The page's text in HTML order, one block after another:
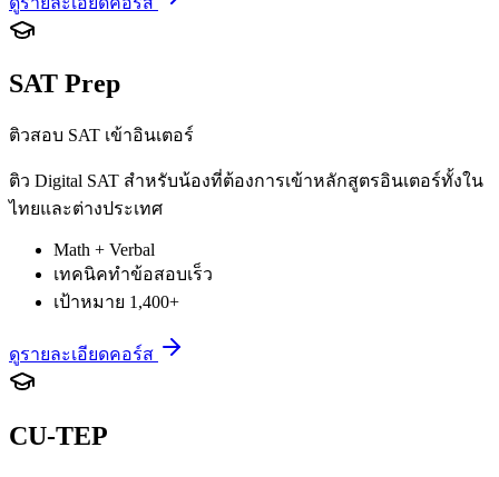
SAT Prep
ติวสอบ SAT เข้าอินเตอร์
ติว Digital SAT สำหรับน้องที่ต้องการเข้าหลักสูตรอินเตอร์ทั้งใน
ไทยและต่างประเทศ
Math + Verbal
เทคนิคทำข้อสอบเร็ว
เป้าหมาย 1,400+
ดูรายละเอียดคอร์ส
CU-TEP